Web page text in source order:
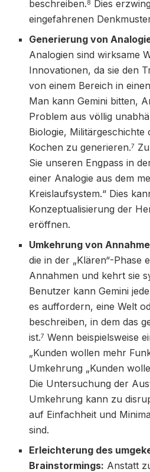
beschreiben.8 Dies
eingefahrenen
Generierung von
Analogien sind wirksame
Innovationen, da sie den
von einem Bereich in
Man kann Gemini bitten,
Problem aus völlig
Biologie,
Kochen zu generieren.7
Sie unseren Engpass in
einer Analogie aus dem
Kreislaufsystem.“ Dies
Konzeptualisierung der
eröffnen.
Umkehrung von
die in der „Klären“-Phase
Annahmen und kehrt sie
Benutzer kann Gemini
es auffordern, eine Welt
beschreiben, in dem das
ist.7 Wenn beispielsweise
„Kunden wollen mehr
Umkehrung „Kunden
Die Untersuchung der
Umkehrung kann zu
auf Einfachheit und
sind.
Erleichterung des
Brainstormings: Anstatt